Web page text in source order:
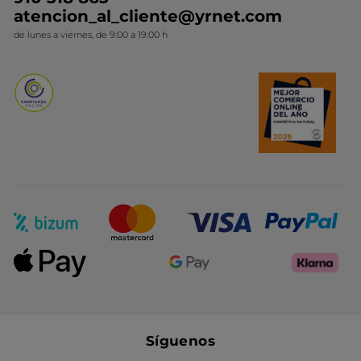
Novedades del mes
atencion_al_cliente@yrnet.com
de lunes a viernes, de 9:00 a 19:00 h
Síguenos